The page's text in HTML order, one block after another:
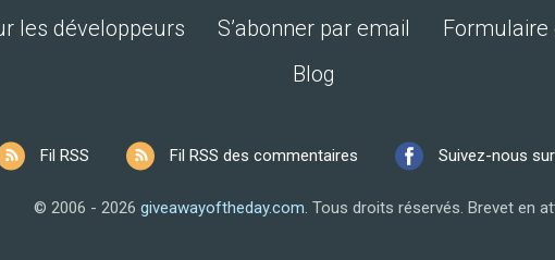
les développeurs S’abonner par email Formulaire
Blog
Fil RSS Fil RSS des commentaires Suivez-nous
© 2006 - 2026 giveawayoftheday.com. Tous droits réservés. Brevet en